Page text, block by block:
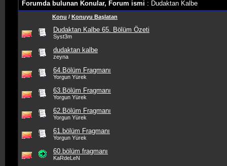
Forumda bulunan Konular, Forum ismi : Dudaktan Kalbe
Konu / Konuyu Başlatan
Dudaktan Kalbe 65. Bölüm Özeti
Syst3m
dudaktan kalbe
zeyna
64.Bölüm Fragmanı
Yorgun Yürek
63.Bölüm Fragmanı
Yorgun Yürek
62.Bölüm Fragmanı
Yorgun Yürek
61.bölüm Fragmanı
Yorgun Yürek
60.bölüm fragmanı
KaRdeLeN